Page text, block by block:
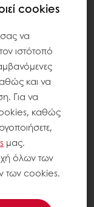
cookies
να
ιστότοπό
και να
Για να
καθώς
μας.
όλων των
των cookies.